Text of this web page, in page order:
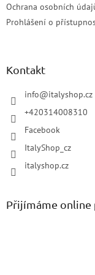
Ochrana osobních
Prohlášení o
Kontakt
info@italyshop.cz
+420314008310
Facebook
ItalyShop_cz
italyshop.cz
Přijímáme online